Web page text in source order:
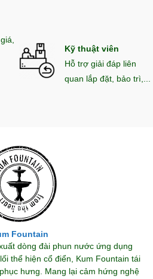
Kỹ thuật viên
Hỗ trợ giải đáp liên
quan lắp đặt, bảo trì,...
Fountain
dòng đài phun nước ứng dụng
thể hiện cổ điển, Kum Fountain tái
hưng. Mang lại cảm hứng nghệ